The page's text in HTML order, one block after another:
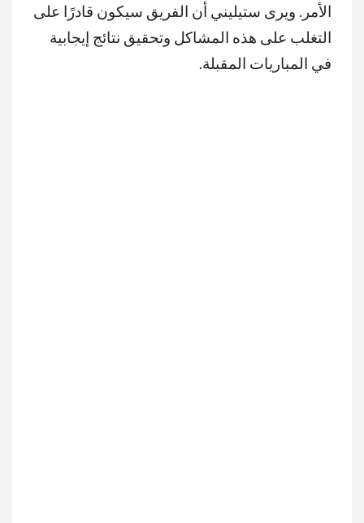
الأمر. ويرى ستيليني أن الفريق سيكون قادرًا على
التغلب على هذه المشاكل وتحقيق نتائج إيجابية
في المباريات المقبلة.